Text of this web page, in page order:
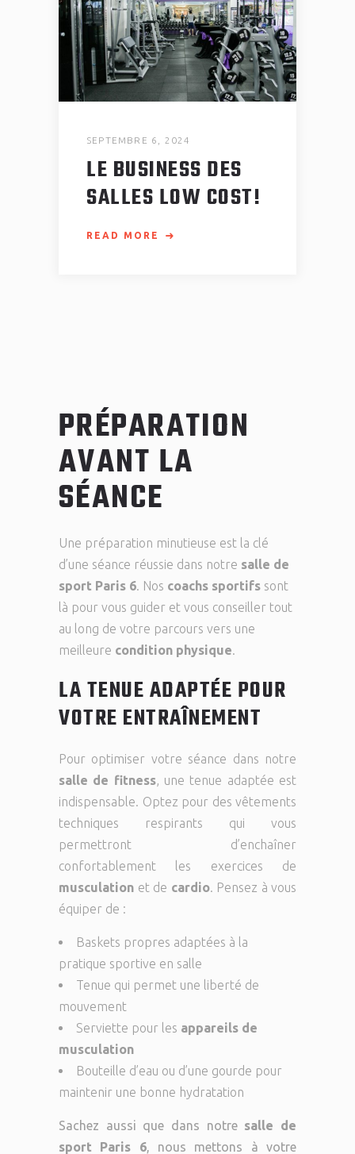
SEPTEMBRE 6, 2024
LE BUSINESS DES
SALLES LOW COST!
READ MORE
PRÉPARATION
AVANT LA
SÉANCE
Une préparation minutieuse est la clé
d’une séance réussie dans notre salle de
sport Paris 6. Nos coachs sportifs sont
là pour vous guider et vous conseiller tout
au long de votre parcours vers une
meilleure condition physique.
LA TENUE ADAPTÉE POUR
VOTRE ENTRAÎNEMENT
Pour optimiser votre séance dans notre
salle de fitness, une tenue adaptée est
indispensable. Optez pour des vêtements
techniques respirants qui vous
permettront d’enchaîner
confortablement les exercices de
musculation et de cardio. Pensez à vous
équiper de :
Baskets propres adaptées à la
pratique sportive en salle
Tenue qui permet une liberté de
mouvement
Serviette pour les appareils de
musculation
Bouteille d’eau ou d’une gourde pour
maintenir une bonne hydratation
Sachez aussi que dans notre salle de
sport Paris 6, nous mettons à votre